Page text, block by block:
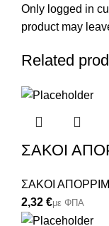
Only logged in
product may
Related
ΣΑΚΟΙ
ΣΑΚΟΙ
€